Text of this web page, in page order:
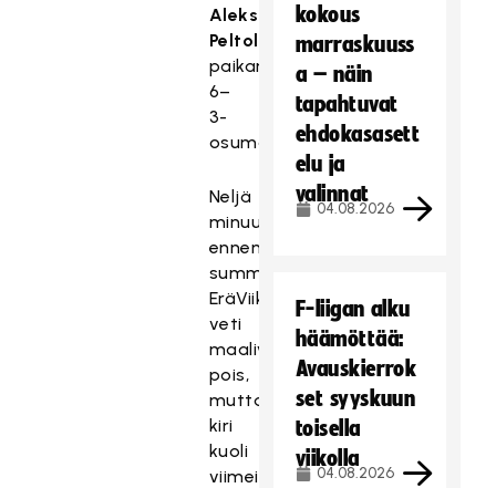
Aleksi
Peltolalle
paikan
6–
3-
osumaan.
Neljä
minuuttia
ennen
summeria
EräViikingit
veti
maalivahtinsa
pois,
mutta
kiri
kuoli
viimeistään
kokous
marraskuuss
a – näin
tapahtuvat
ehdokasasett
elu ja
valinnat
04.08.2026
F-liigan alku
häämöttää:
Avauskierrok
set syyskuun
toisella
viikolla
04.08.2026